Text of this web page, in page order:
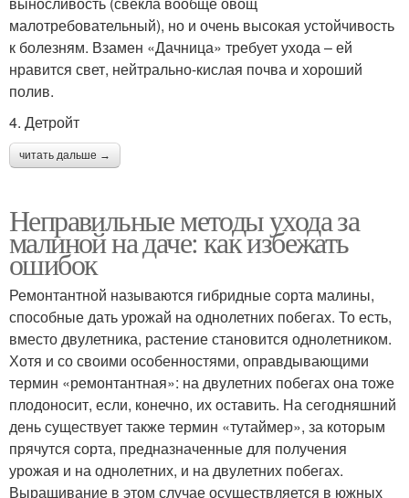
малотребовательный), но и очень высокая устойчивость
к болезням. Взамен «Дачница» требует ухода – ей
нравится свет, нейтрально-кислая почва и хороший
полив.
4. Детройт
читать дальше →
Неправильные методы ухода за
малиной на даче: как избежать
ошибок
Ремонтантной называются гибридные сорта малины,
способные дать урожай на однолетних побегах. То есть,
вместо двулетника, растение становится однолетником.
Хотя и со своими особенностями, оправдывающими
термин «ремонтантная»: на двулетних побегах она тоже
плодоносит, если, конечно, их оставить. На сегодняшний
день существует также термин «тутаймер», за которым
прячутся сорта, предназначенные для получения
урожая и на однолетних, и на двулетних побегах.
Выращивание в этом случае осуществляется в южных